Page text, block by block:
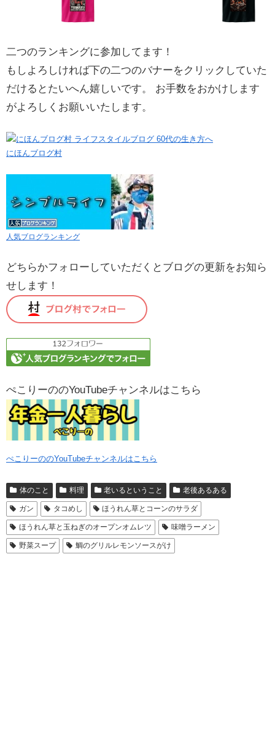
二つのランキングに参加してます！
もしよろしければ下の二つのバナーをクリックしていた
だけるとたいへん嬉しいです。 お手数をおかけします
がよろしくお願いいたします。
にほんブログ村
人気ブログランキング
どちらかフォローしていただくとブログの更新をお知ら
せします！
ぺこりーののYouTubeチャンネルはこちら
ぺこりーののYouTubeチャンネルはこちら
体のこと 料理 老いるということ 老後あるある
ガン タコめし ほうれん草とコーンのサラダ
ほうれん草と玉ねぎのオープンオムレツ 味噌ラーメン
野菜スープ 鯛のグリルレモンソースがけ